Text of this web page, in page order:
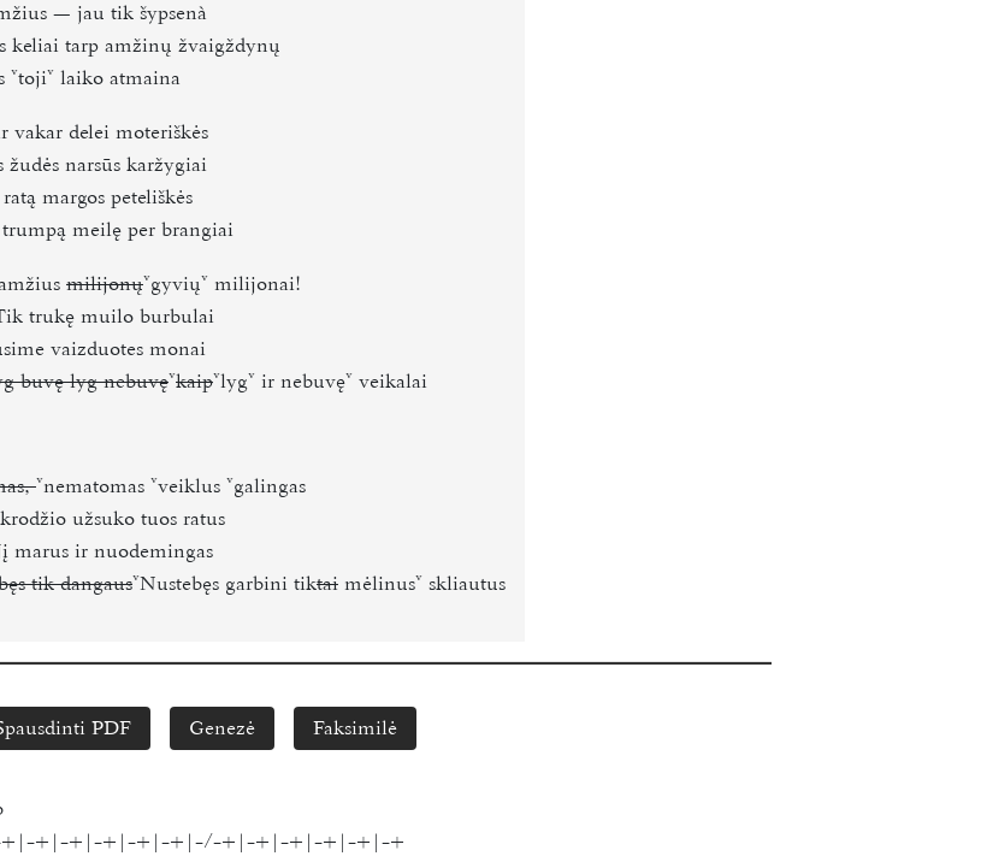
— jau tik šypsenà
keliai tarp amžinų žvaigždynų
toji laiko atmaina
vakar delei moteriškės
narsūs karžygiai
margos peteliškės
meilę per brangiai
milijonų gyvių milijonai!
trukę muilo burbulai
vaizduotes monai
buvę lyg nebuvę kaip lyg ir nebuvę veikalai
nematomas veiklus galingas
užsuko tuos ratus
marus ir nuodemingas
tik dangaus Nustebęs garbini tiktai mėlinus skliautus
PDF Genezė Faksimilė
+|-+|-+|-+|-+|-/-+|-+|-+|-+|-+|-+